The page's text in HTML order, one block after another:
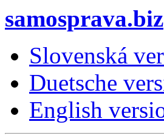
samosprava.biz
Slovenská
Duetsche
English